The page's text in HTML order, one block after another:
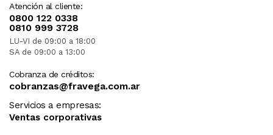
Atención al cliente:
0800 122 0338
0810 999 3728
LU-VI de 09:00 a 18:00
SA de 09:00 a 13:00
Cobranza de créditos:
cobranzas@fravega.com.ar
Servicios a empresas:
Ventas corporativas